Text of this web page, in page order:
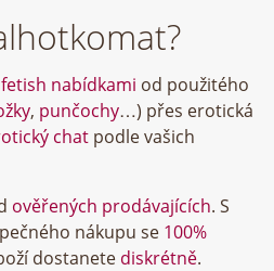
fetish nabídkami od použitého
, punčochy…) přes erotická
chat podle vašich
ověřených prodávajících. S
nákupu se 100%
dostanete diskrétně.